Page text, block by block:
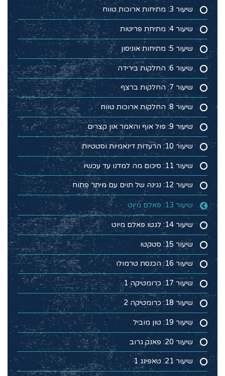
שיעור 3: מתיחות ארוכות טווח
שיעור 4: מתיחת פריטות
שיעור 5: מתיחות אוניסון
שיעור 6: החלקות בירידה
שיעור 7: החלקות ברצף
שיעור 8: החלקות ארוכות טווח
שיעור 9: פול אוף והאמר און קצרים
שיעור 10: הרעדות דינאמיות וסטטיות
שיעור 11: סיכום מה למדנו עד עכשיו
שיעור 12: נגינה של תוים עם מיתר פתוח
שיעור 13: פאלם מיוט
שיעור 14: לגטו פאלם מיוט
שיעור 15: סטקטו
שיעור 16: הכנסת טרמולו
שיעור 17: כרומטיקה 1
שיעור 18: כרומטיקה 2
שיעור 19: טון מוביל
שיעור 20: פאנק גרוב
שיעור 21: טאפינג 1